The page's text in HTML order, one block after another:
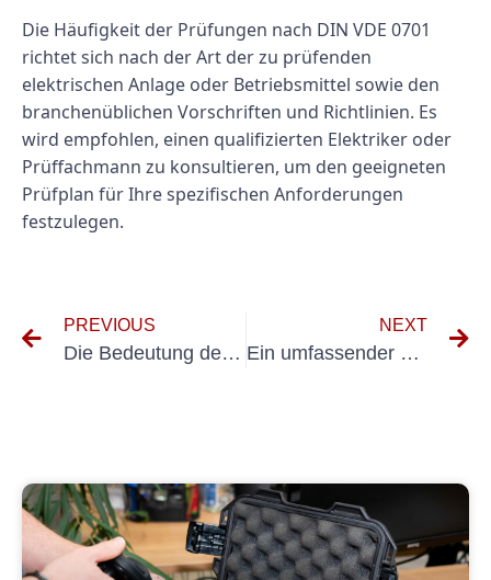
Die Häufigkeit der Prüfungen nach DIN VDE 0701
richtet sich nach der Art der zu prüfenden
elektrischen Anlage oder Betriebsmittel sowie den
branchenüblichen Vorschriften und Richtlinien. Es
wird empfohlen, einen qualifizierten Elektriker oder
Prüffachmann zu konsultieren, um den geeigneten
Prüfplan für Ihre spezifischen Anforderungen
festzulegen.
PREVIOUS
Die Bedeutung der UVV-Inspektion für Gabelstapler: Gewährleistung von Sicherheit und Compliance
NEXT
Ein umfassender Leitfaden zur DIN 701: Die Grundlagen verstehen